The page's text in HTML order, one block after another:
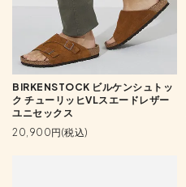
BIRKENSTOCK ビルケンシュトッ
ク チューリッヒVLスエードレザー
ユニセックス
20,900円(税込)